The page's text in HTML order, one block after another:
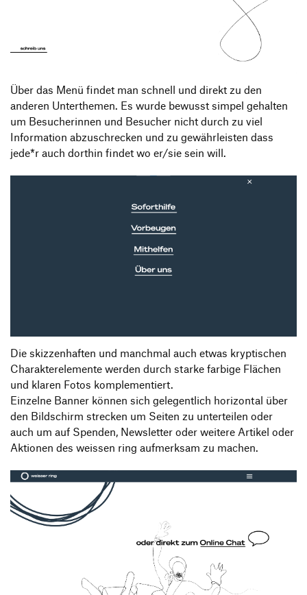
Über das Menü findet man schnell und direkt zu den
anderen Unterthemen. Es wurde bewusst simpel gehalten
um Besucherinnen und Besucher nicht durch zu viel
Information abzuschrecken und zu gewährleisten dass
jede*r auch dorthin findet wo er/sie sein will.
Die skizzenhaften und manchmal auch etwas kryptischen
Charakterelemente werden durch starke farbige Flächen
und klaren Fotos komplementiert.
Einzelne Banner können sich gelegentlich horizontal über
den Bildschirm strecken um Seiten zu unterteilen oder
auch um auf Spenden, Newsletter oder weitere Artikel oder
Aktionen des weissen ring aufmerksam zu machen.